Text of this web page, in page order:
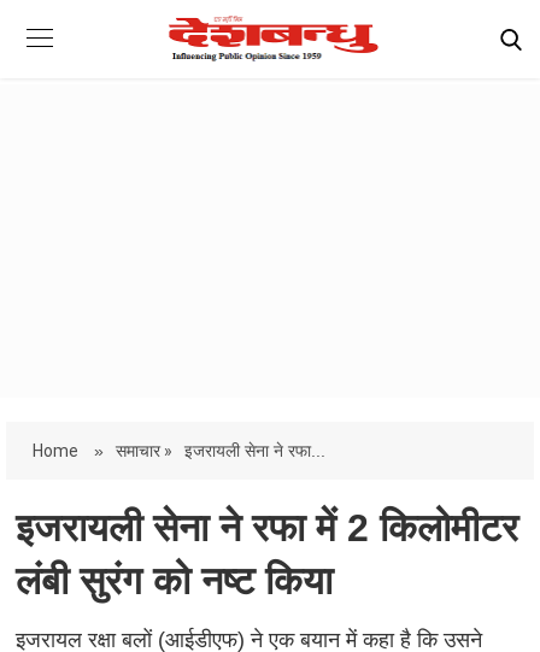
Home » समाचार » इजरायली सेना ने रफा...
इजरायली सेना ने रफा में 2 किलोमीटर
लंबी सुरंग को नष्ट किया
इजरायल रक्षा बलों (आईडीएफ) ने एक बयान में कहा है कि उसने